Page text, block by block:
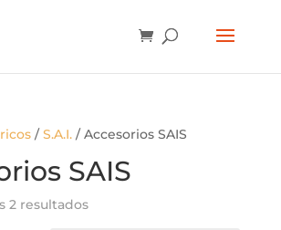
/S.A.I./ Accesorios SAIS
SAIS
2 resultados